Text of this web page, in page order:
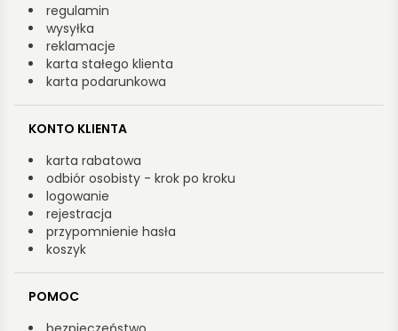
regulamin
wysyłka
reklamacje
karta stałego klienta
karta podarunkowa
KONTO KLIENTA
karta rabatowa
odbiór osobisty - krok po kroku
logowanie
rejestracja
przypomnienie hasła
koszyk
POMOC